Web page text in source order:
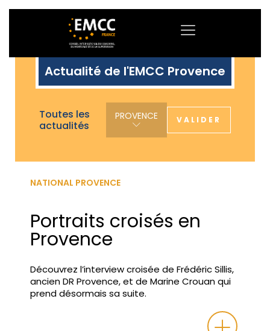
Actualité de l'EMCC Provence
Toutes les
actualités
PROVENCE VALIDER
NATIONAL PROVENCE
Portraits croisés en
Provence
Découvrez l’interview croisée de Frédéric Sillis,
ancien DR Provence, et de Marine Crouan qui
prend désormais sa suite.